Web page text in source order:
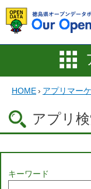
HOME› アプリマー
アプリ
キーワード